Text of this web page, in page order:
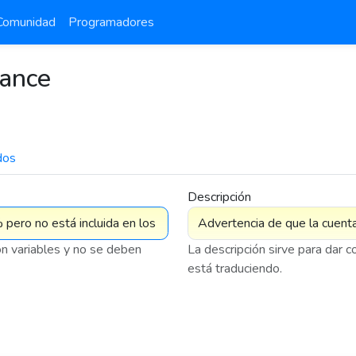
Programadores
variables y no se deben
Descripción
La descripción sirve para dar
está traduciendo.